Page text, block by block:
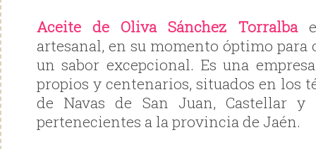
Aceite de Oliva Sánchez Torralba
artesanal, en su momento óptimo para
un sabor excepcional. Es una
propios y centenarios, situados en los
de Navas de San Juan, Castellar y
pertenecientes a la provincia de Jaén.